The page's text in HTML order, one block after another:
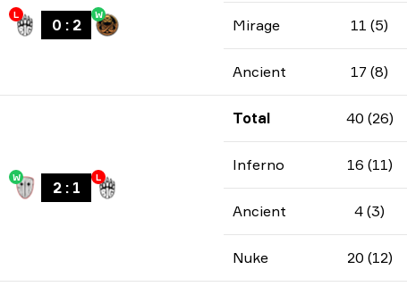
L
0 : 2
W
Mirage 11 (5)
Ancient 17 (8)
W
2: 1
L
Total 40 (26)
Inferno 16 (11)
Ancient 4 (3)
Nuke 20 (12)